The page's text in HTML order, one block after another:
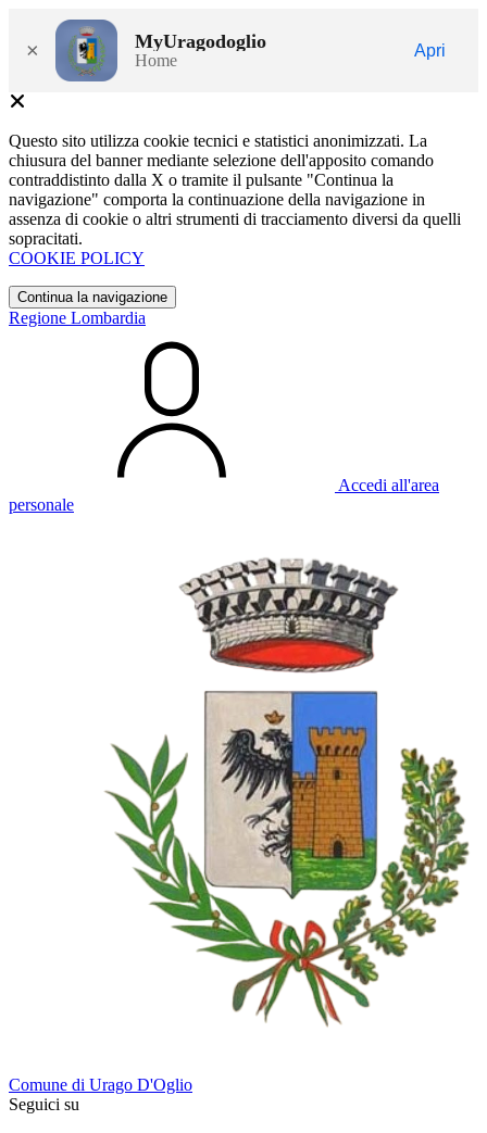
× MyUragodoglio
Home
Apri
Questo sito utilizza cookie tecnici e statistici anonimizzati. La
chiusura del banner mediante selezione dell'apposito comando
contraddistinto dalla X o tramite il pulsante "Continua la
navigazione" comporta la continuazione della navigazione in
assenza di cookie o altri strumenti di tracciamento diversi da quelli
sopracitati.
COOKIE POLICY
Continua la navigazione
Regione Lombardia
Accedi all'area
personale
Comune di Urago D'Oglio
Seguici su